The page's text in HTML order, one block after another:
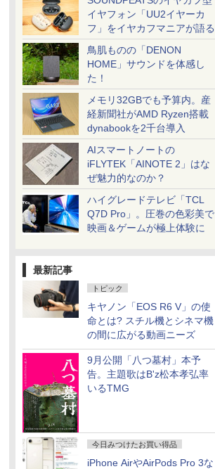
イヤフォン「UU2イヤーカ
フ」をイヤカフマニアが語る
鳥肌ものの「DENON
HOME」サウンドを体感し
た！
メモリ32GBでも予算内。産
経新聞社がAMD Ryzen搭載
dynabookを2千台導入
AIスマートノートの
iFLYTEK「AINOTE 2」はな
ぜ魅力的なのか？
ハイグレードテレビ「TCL
Q7D Pro」。圧巻の色彩美で
映画＆ゲームが極上体験に
最新記事
トピック
キヤノン「EOS R6 V」の使
命とは? スチル機とシネマ機
の間に広がる動画ニーズ
9月公開「八つ墓村」本予
告。主題歌はB'z松本孝弘率
いるTMG
今日みつけたお買い得品
iPhone AirやAirPods Pro 3な